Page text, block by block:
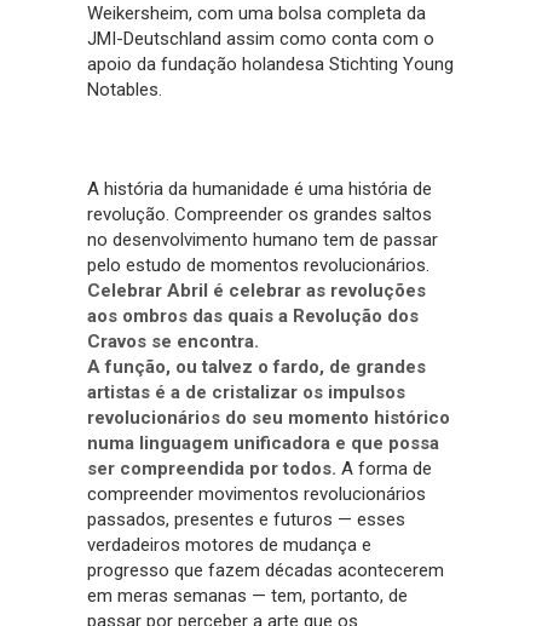
Weikersheim, com uma bolsa completa da
JMI-Deutschland assim como conta com o
apoio da fundação holandesa Stichting Young
Notables.
A história da humanidade é uma história de
revolução. Compreender os grandes saltos
no desenvolvimento humano tem de passar
pelo estudo de momentos revolucionários.
Celebrar Abril é celebrar as revoluções
aos ombros das quais a Revolução dos
Cravos se encontra.
A função, ou talvez o fardo, de grandes
artistas é a de cristalizar os impulsos
revolucionários do seu momento histórico
numa linguagem unificadora e que possa
ser compreendida por todos. A forma de
compreender movimentos revolucionários
passados, presentes e futuros — esses
verdadeiros motores de mudança e
progresso que fazem décadas acontecerem
em meras semanas — tem, portanto, de
passar por perceber a arte que os